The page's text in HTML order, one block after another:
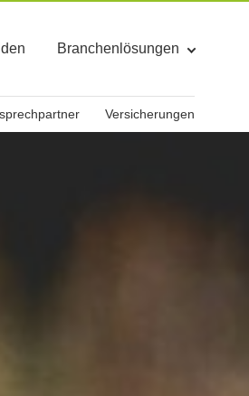
Branchenlösungen
Versicherungen